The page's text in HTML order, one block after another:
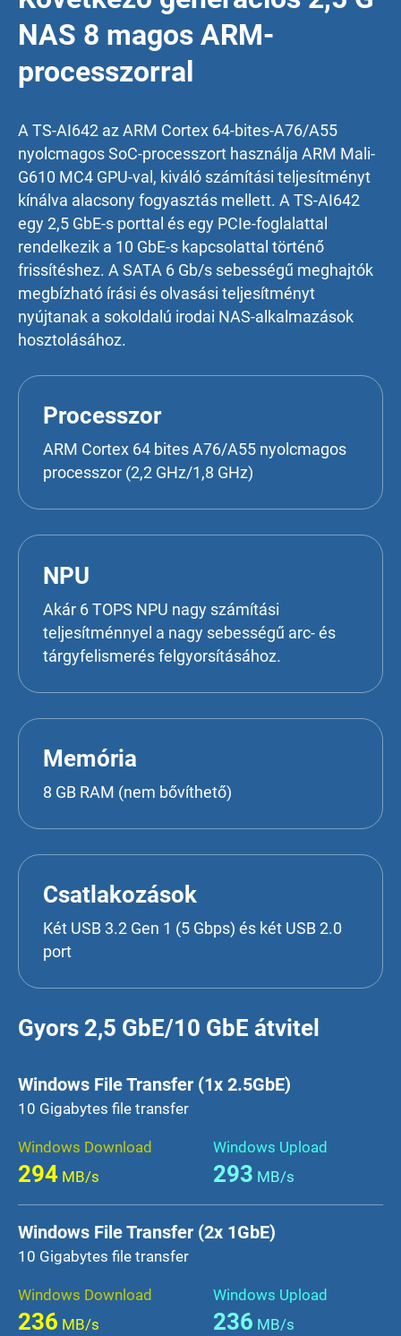
NAS 8 magos ARM-
processzorral
A TS-AI642 az ARM Cortex 64-bites-A76/A55
nyolcmagos SoC-processzort használja ARM Mali-
G610 MC4 GPU-val, kiváló számítási teljesítményt
kínálva alacsony fogyasztás mellett. A TS-AI642
egy 2,5 GbE-s porttal és egy PCIe-foglalattal
rendelkezik a 10 GbE-s kapcsolattal történő
frissítéshez. A SATA 6 Gb/s sebességű meghajtók
megbízható írási és olvasási teljesítményt
nyújtanak a sokoldalú irodai NAS-alkalmazások
hosztolásához.
Processzor
ARM Cortex 64 bites A76/A55 nyolcmagos
processzor (2,2 GHz/1,8 GHz)
NPU
Akár 6 TOPS NPU nagy számítási
teljesítménnyel a nagy sebességű arc- és
tárgyfelismerés felgyorsításához.
Memória
8 GB RAM (nem bővíthető)
Csatlakozások
Két USB 3.2 Gen 1 (5 Gbps) és két USB 2.0
port
Gyors 2,5 GbE/10 GbE átvitel
Windows File Transfer (1x 2.5GbE)
10 Gigabytes file transfer
Windows Download
294 MB/s
Windows Upload
293 MB/s
Windows File Transfer (2x 1GbE)
10 Gigabytes file transfer
Windows Download
236 MB/s
Windows Upload
236 MB/s